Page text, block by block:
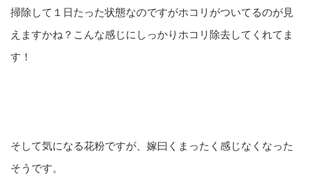
掃除して１日たった状態なのですがホコリがついてるのが見
えますかね？こんな感じにしっかりホコリ除去してくれてま
す！
そして気になる花粉ですが、嫁曰くまったく感じなくなった
そうです。